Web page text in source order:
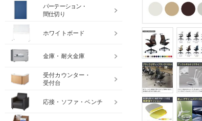
パーテーション・
間仕切り
ホワイトボード
金庫・耐火金庫
受付カウンター・
受付台
応接・ソファ・ベンチ